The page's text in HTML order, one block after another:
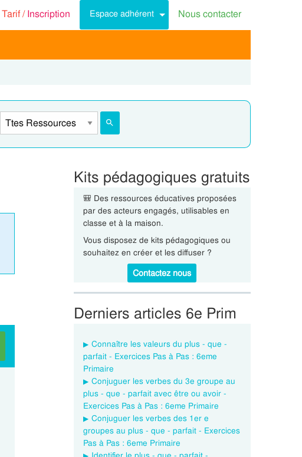
Tarif /Inscription Espace adhérent Nous contacter
Kits pédagogiques gratuits
🎒 Des ressources éducatives proposées
par des acteurs engagés, utilisables en
classe et à la maison.
Vous disposez de kits pédagogiques ou
souhaitez en créer et les diffuser ?
Contactez nous
Derniers articles 6e Prim
Connaître les valeurs du plus - que -
parfait - Exercices Pas à Pas : 6eme
Primaire
Conjuguer les verbes du 3e groupe au
plus - que - parfait avec être ou avoir -
Exercices Pas à Pas : 6eme Primaire
Conjuguer les verbes des 1er e
groupes au plus - que - parfait - Exercices
Pas à Pas : 6eme Primaire